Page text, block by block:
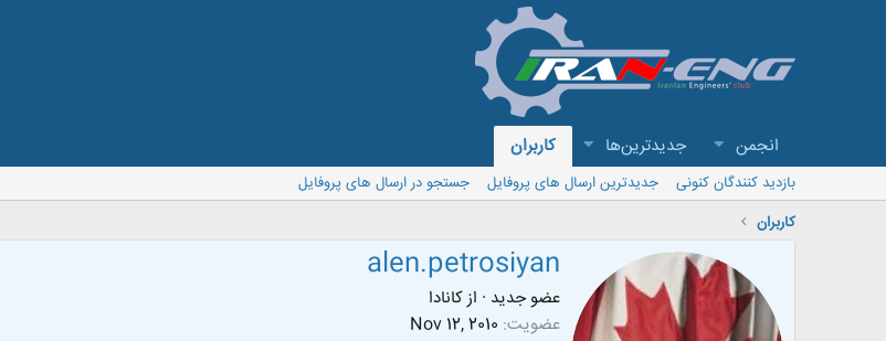
انجمن جدیدترین‌ها کاربران
بازدید کنندگان کنونی جدیدترین ارسال های پروفایل
جستجو در ارسال های پروفایل
کاربران
alen.petrosiyan
عضو جدید · ازکانادا
عضویت Nov 12, 2010